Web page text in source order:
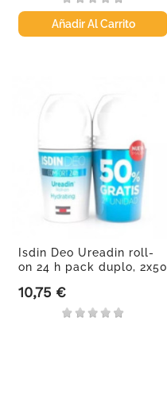
Añadir Al Carrito
Isdin Deo Ureadin roll-
on 24 h pack duplo, 2x50
Precio
10,75 €